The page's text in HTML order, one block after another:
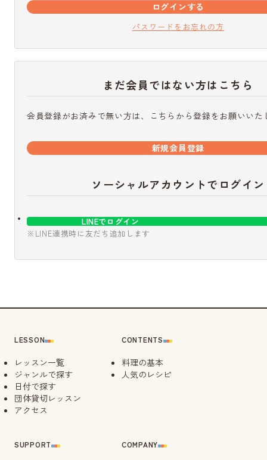
ログインする
パスワードをお忘れの方
まだ会員ではない方はこちら
会員登録がお済みで無い方は、こちらから登録をお願いいた
新規会員登録
ソーシャルアカウントでログイン
LINEでログイン
※LINE連携時に友だち追加します
LESSON
レッスン一覧
ジャンルで探す
日付で探す
団体貸切レッスン
アクセス
SUPPORT
CONTENTS
料理の基本
人気のレシピ
COMPANY